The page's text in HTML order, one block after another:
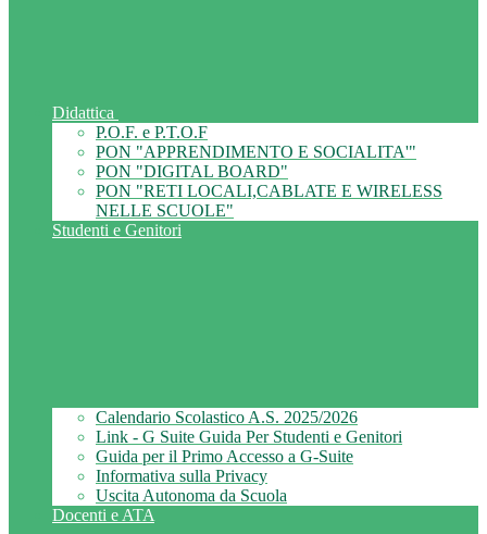
Didattica
P.O.F. e P.T.O.F
PON "APPRENDIMENTO E SOCIALITA'"
PON "DIGITAL BOARD"
PON "RETI LOCALI,CABLATE E WIRELESS
NELLE SCUOLE"
Studenti e Genitori
Calendario Scolastico A.S. 2025/2026
Link - G Suite Guida Per Studenti e Genitori
Guida per il Primo Accesso a G-Suite
Informativa sulla Privacy
Uscita Autonoma da Scuola
Docenti e ATA